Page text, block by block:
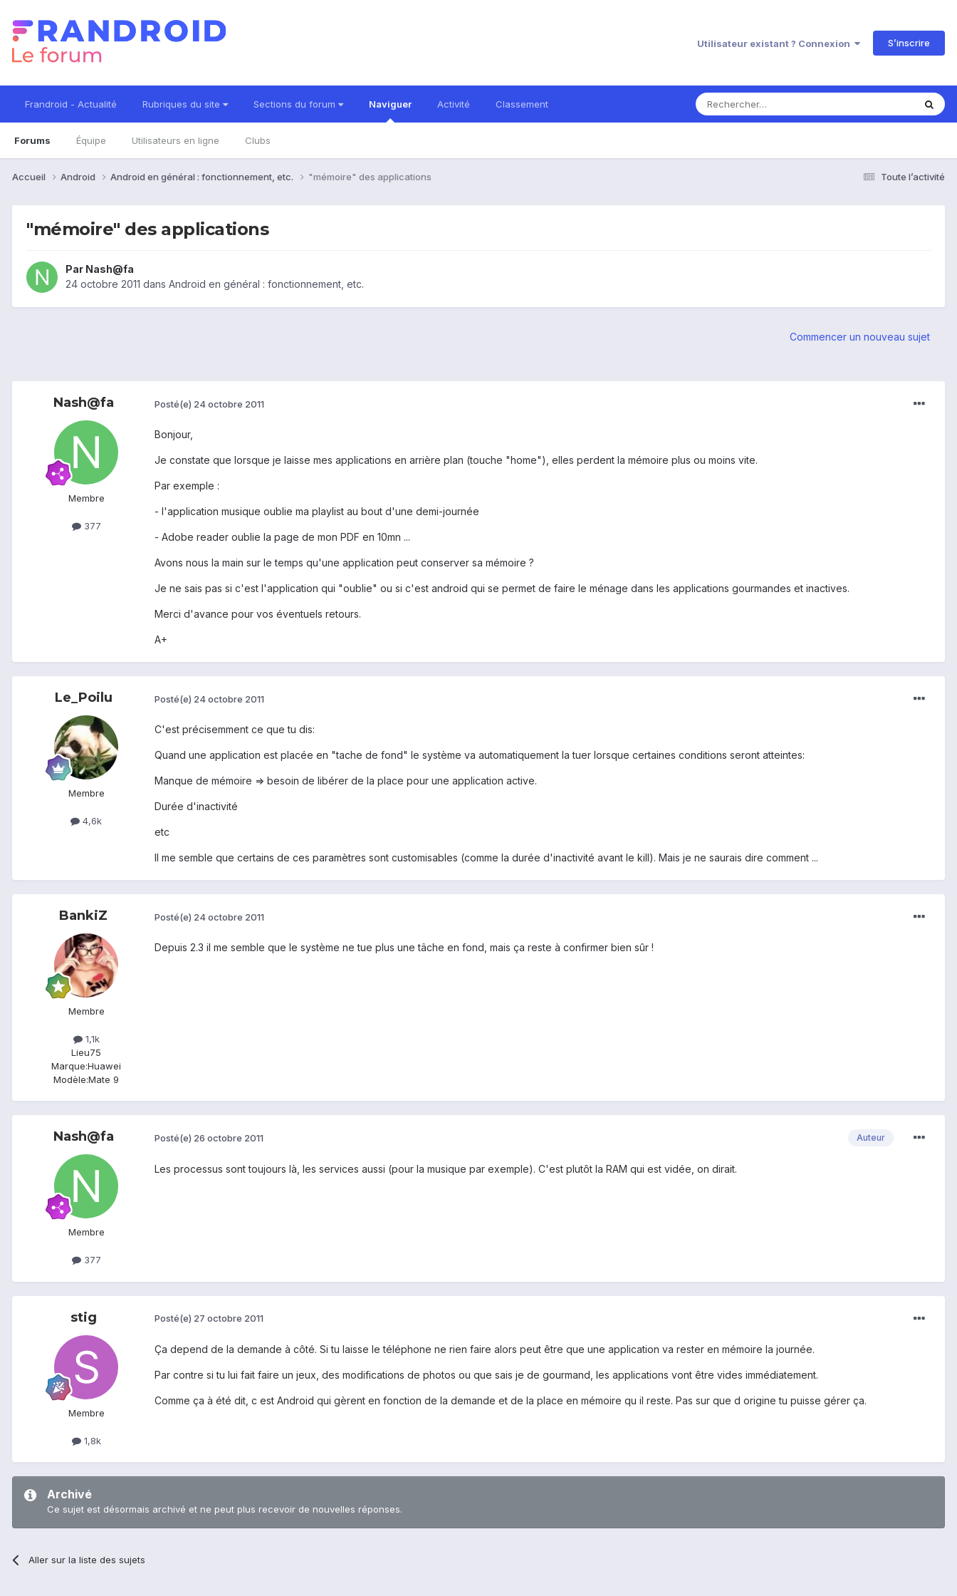
Utilisateur existant ? Connexion S’inscrire
Frandroid - Actualité Rubriques du site Sections du forum Naviguer
Forums Équipe Utilisateurs en ligne Clubs
Activité Classement
Toute l’activité
Accueil Android Android en général : fonctionnement, etc. "mémoire" des applications
"mémoire" des applications
Par Nash@fa
24 octobre 2011 dans Android en général : fonctionnement, etc.
Commencer un nouveau sujet
Nash@fa
Membre
377
Posté(e) 24 octobre 2011
Bonjour,
Je constate que lorsque je laisse mes applications en arrière plan (touche "home"), elles perdent la mémoire plus ou moins vite.
Par exemple :
- l'application musique oublie ma playlist au bout d'une demi-journée
- Adobe reader oublie la page de mon PDF en 10mn ...
Avons nous la main sur le temps qu'une application peut conserver sa mémoire ?
Je ne sais pas si c'est l'application qui "oublie" ou si c'est android qui se permet de faire le ménage dans les applications gourmandes et inactives.
Merci d'avance pour vos éventuels retours.
A+
Le_Poilu
Membre
4,6k
Posté(e) 24 octobre 2011
C'est précisemment ce que tu dis:
Quand une application est placée en "tache de fond" le système va automatiquement la tuer lorsque certaines conditions seront atteintes:
Manque de mémoire => besoin de libérer de la place pour une application active.
Durée d'inactivité
etc
Il me semble que certains de ces paramètres sont customisables (comme la durée d'inactivité avant le kill). Mais je ne saurais dire comment ...
BankiZ
Membre
1,1k
Lieu75
Marque:Huawei
Modèle:Mate 9
Posté(e) 24 octobre 2011
Depuis 2.3 il me semble que le système ne tue plus une tâche en fond, mais ça reste à confirmer bien sûr !
Nash@fa
Membre
377
Auteur
Posté(e) 26 octobre 2011
Les processus sont toujours là, les services aussi (pour la musique par exemple). C'est plutôt la RAM qui est vidée, on dirait.
stig
Membre
1,8k
Posté(e) 27 octobre 2011
Ça depend de la demande à côté. Si tu laisse le téléphone ne rien faire alors peut être que une application va rester en mémoire la journée.
Par contre si tu lui fait faire un jeux, des modifications de photos ou que sais je de gourmand, les applications vont être vides immédiatement.
Comme ça à été dit, c est Android qui gèrent en fonction de la demande et de la place en mémoire qu il reste. Pas sur que d origine tu puisse gérer ça.
Archivé
Ce sujet est désormais archivé et ne peut plus recevoir de nouvelles réponses.
Aller sur la liste des sujets